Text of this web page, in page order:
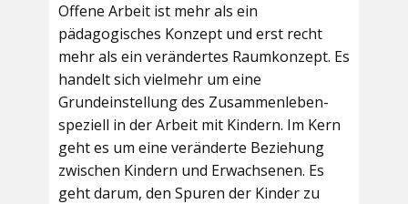
Offene Arbeit ist mehr als ein
pädagogisches Konzept und erst recht
mehr als ein verändertes Raumkonzept. Es
handelt sich vielmehr um eine
Grundeinstellung des Zusammenleben-
speziell in der Arbeit mit Kindern. Im Kern
geht es um eine veränderte Beziehung
zwischen Kindern und Erwachsenen. Es
geht darum, den Spuren der Kinder zu